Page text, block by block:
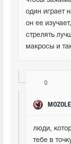
один играет
он ее
стрелять
макросы и
0
люди,
тебе в